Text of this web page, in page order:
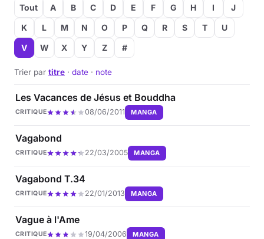
Tout A B C D E F G H I
J
K
L M N O P Q R S T
U
V
W X Y Z #
Trier par titre · date · note
Les Vacances de Jésus et Bouddha
CRITIQUE 08/06/2011 MANGA
Vagabond
CRITIQUE 22/03/2005 MANGA
Vagabond T.34
CRITIQUE 22/01/2013 MANGA
Vague à l'Ame
CRITIQUE 19/04/2006 MANGA